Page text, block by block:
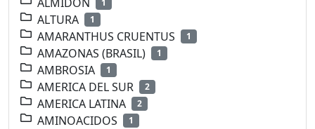
1
ALTURA 1
AMARANTHUS CRUENTUS 1
AMAZONAS (BRASIL) 1
AMBROSIA 1
AMERICA DEL SUR 2
AMERICA LATINA 2
AMINOACIDOS 1